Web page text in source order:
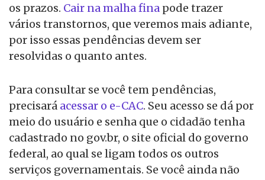
os prazos. Cair na malha fina pode trazer
vários transtornos, que veremos mais adiante,
por isso essas pendências devem ser
resolvidas o quanto antes.
Para consultar se você tem pendências,
precisará acessar o e-CAC. Seu acesso se dá por
meio do usuário e senha que o cidadão tenha
cadastrado no gov.br, o site oficial do governo
federal, ao qual se ligam todos os outros
serviços governamentais. Se você ainda não